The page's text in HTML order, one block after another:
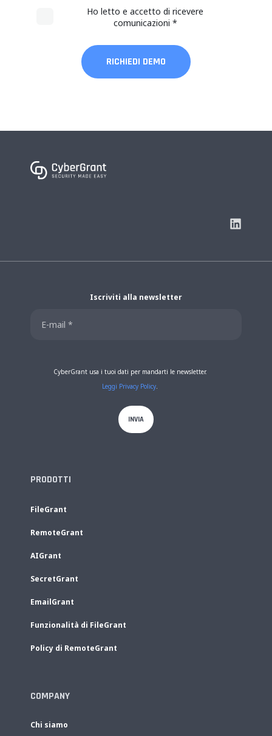
Ho letto e accetto di ricevere
comunicazioni *
Iscriviti alla newsletter
CyberGrant usa i tuoi dati per mandarti le newsletter.
Leggi Privacy Policy
PRODOTTI
FileGrant
RemoteGrant
AIGrant
SecretGrant
EmailGrant
Funzionalità di FileGrant
Policy di RemoteGrant
COMPANY
Chi siamo